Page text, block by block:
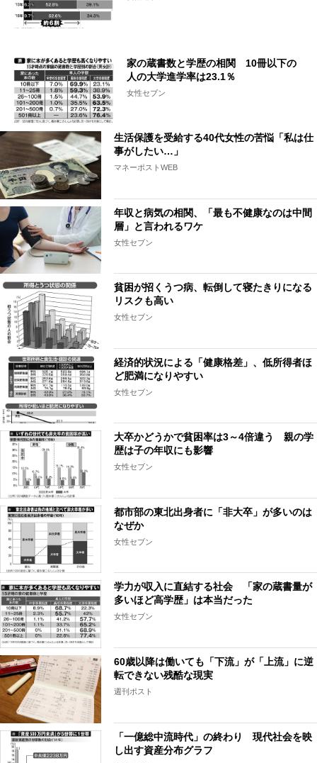
家の蔵書数と学歴の相関 10冊以下の
人の大学進学率は23.1％
女性セブン
生活保護を受給する40代女性の苦悩「私は仕
事がしたい…」
マネーポストWEB
年収と病気の相関、「最も不健康なのは中間
層」と言われるワケ
女性セブン
貧困が招くうつ病、転倒して寝たきりになる
リスクも高い
女性セブン
経済的状況による「健康格差」、低所得者ほ
ど肥満になりやすい
女性セブン
大卒かどうかで貧困率は3～4倍違う 親の学
歴は子の年収にも影響
女性セブン
都市部の東北出身者に「非大卒」が多いのは
なぜか
女性セブン
学力が収入に直結する社会 「家の蔵書量が
多いほど高学歴」は本当だった
女性セブン
60歳以降は働いても「下流」が「上流」に逆
転できない残酷な現実
週刊ポスト
「一億総中流時代」の終わり 現代社会を映
し出す資産分布グラフ